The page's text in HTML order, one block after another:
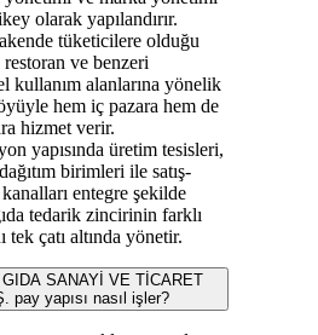
olarak yapılandırır.
tüketicilere olduğu
ve benzeri
kullanım alanlarına yönelik
hem iç pazara hem de
hizmet verir.
yapısında üretim tesisleri,
birimleri ile satış-
entegre şekilde
tedarik zincirinin farklı
tek çatı altında yönetir.
SANAYİ VE TİCARET
pay yapısı nasıl işler?